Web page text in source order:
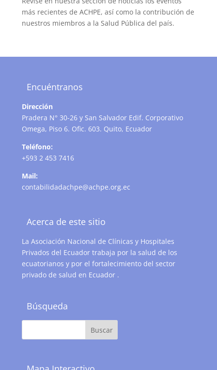
más recientes de ACHPE, así como la contribución de
nuestros miembros a la Salud Pública del país.
Encuéntranos
Dirección
Pradera N° 30-26 y San Salvador Edif. Corporativo
Omega, Piso 6. Ofic. 603. Quito, Ecuador
Teléfono:
+593 2 453 7416
Mail:
contabilidadachpe@achpe.org.ec
Acerca de este sitio
La Asociación Nacional de Clínicas y Hospitales
Privados del Ecuador trabaja por la salud de los
ecuatorianos y por el fortalecimiento del sector
privado de salud en Ecuador .
Búsqueda